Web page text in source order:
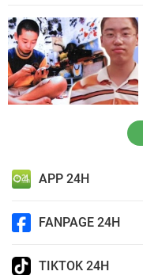
APP 24H
FANPAGE 24H
TIKTOK 24H